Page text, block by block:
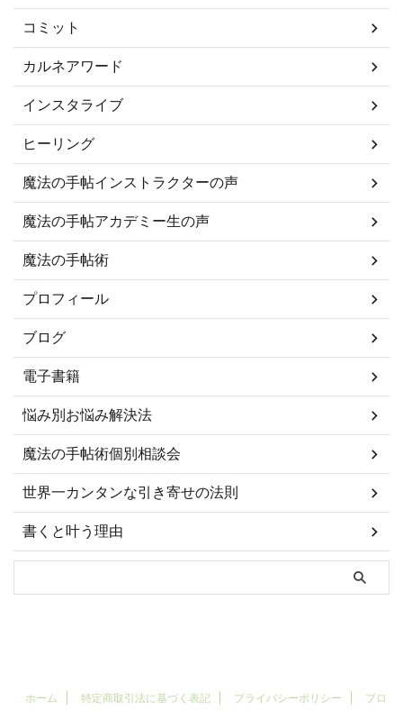
コミット
カルネアワード
インスタライブ
ヒーリング
魔法の手帖インストラクターの声
魔法の手帖アカデミー生の声
魔法の手帖術
プロフィール
ブログ
電子書籍
悩み別お悩み解決法
魔法の手帖術個別相談会
世界一カンタンな引き寄せの法則
書くと叶う理由
ホーム 特定商取引法に基づく表記 プライバシーポリシー プロ